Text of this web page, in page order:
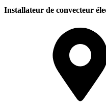
Installateur de convecteur